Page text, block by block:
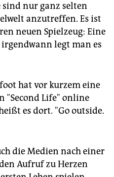
nur ganz selten
anzutreffen. Es ist
neuen Spielzeug: Eine
legt man es
hat vor kurzem eine
"Second Life" online
es dort. "Go outside.
die Medien nach einer
Aufruf zu Herzen